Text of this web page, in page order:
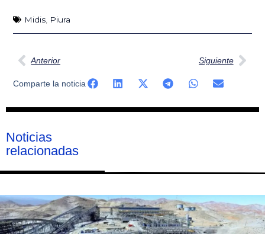
Midis Piura
Ant
Anterior Siguiente
Comparte la noticia
Noticias
relacionadas